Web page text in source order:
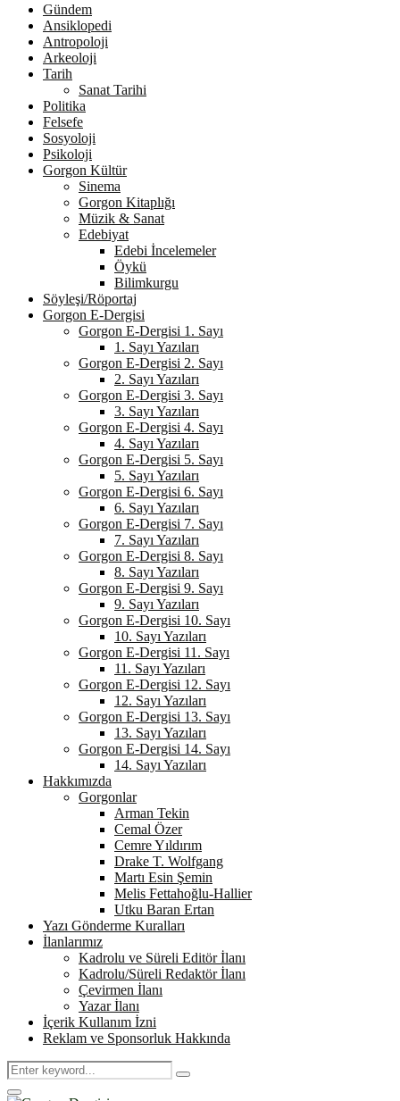
Gündem
Ansiklopedi
Antropoloji
Arkeoloji
Tarih
Sanat Tarihi
Politika
Felsefe
Sosyoloji
Psikoloji
Gorgon Kültür
Sinema
Gorgon Kitaplığı
Müzik & Sanat
Edebiyat
Edebi İncelemeler
Öykü
Bilimkurgu
Söyleşi/Röportaj
Gorgon E-Dergisi
Gorgon E-Dergisi 1. Sayı
1. Sayı Yazıları
Gorgon E-Dergisi 2. Sayı
2. Sayı Yazıları
Gorgon E-Dergisi 3. Sayı
3. Sayı Yazıları
Gorgon E-Dergisi 4. Sayı
4. Sayı Yazıları
Gorgon E-Dergisi 5. Sayı
5. Sayı Yazıları
Gorgon E-Dergisi 6. Sayı
6. Sayı Yazıları
Gorgon E-Dergisi 7. Sayı
7. Sayı Yazıları
Gorgon E-Dergisi 8. Sayı
8. Sayı Yazıları
Gorgon E-Dergisi 9. Sayı
9. Sayı Yazıları
Gorgon E-Dergisi 10. Sayı
10. Sayı Yazıları
Gorgon E-Dergisi 11. Sayı
11. Sayı Yazıları
Gorgon E-Dergisi 12. Sayı
12. Sayı Yazıları
Gorgon E-Dergisi 13. Sayı
13. Sayı Yazıları
Gorgon E-Dergisi 14. Sayı
14. Sayı Yazıları
Hakkımızda
Gorgonlar
Arman Tekin
Cemal Özer
Cemre Yıldırım
Drake T. Wolfgang
Martı Esin Şemin
Melis Fettahoğlu-Hallier
Utku Baran Ertan
Yazı Gönderme Kuralları
İlanlarımız
Kadrolu ve Süreli Editör İlanı
Kadrolu/Süreli Redaktör İlanı
Çevirmen İlanı
Yazar İlanı
İçerik Kullanım İzni
Reklam ve Sponsorluk Hakkında
Search
for:
Search
Primary